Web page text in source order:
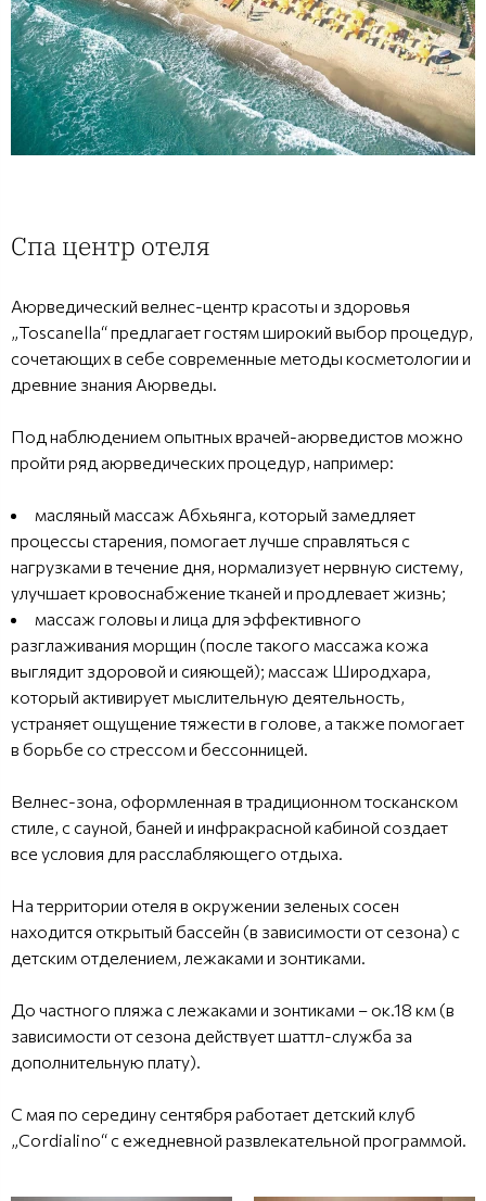
Спа центр отеля
Аюрведический велнес-центр красоты и здоровья
„Toscanella“ предлагает гостям широкий выбор процедур,
сочетающих в себе современные методы косметологии и
древние знания Аюрведы.
Под наблюдением опытных врачей-аюрведистов можно
пройти ряд аюрведических процедур, например:
масляный массаж Абхьянга, который замедляет
процессы старения, помогает лучше справляться с
нагрузками в течение дня, нормализует нервную систему,
улучшает кровоснабжение тканей и продлевает жизнь;
массаж головы и лица для эффективного
разглаживания морщин (после такого массажа кожа
выглядит здоровой и сияющей); массаж Широдхара,
который активирует мыслительную деятельность,
устраняет ощущение тяжести в голове, а также помогает
в борьбе со стрессом и бессонницей.
Велнес-зона, оформленная в традиционном тосканском
стиле, с сауной, баней и инфракрасной кабиной создает
все условия для расслабляющего отдыха.
На территории отеля в окружении зеленых сосен
находится открытый бассейн (в зависимости от сезона) с
детским отделением, лежаками и зонтиками.
До частного пляжа с лежаками и зонтиками – ок.18 км (в
зависимости от сезона действует шаттл-служба за
дополнительную плату).
С мая по середину сентября работает детский клуб
„Cordialino“ с ежедневной развлекательной программой.